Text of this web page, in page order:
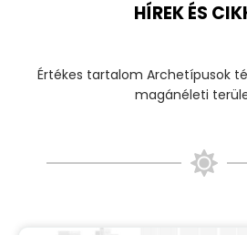
HÍREK ÉS
Értékes tartalom Archetípusok
magánéleti